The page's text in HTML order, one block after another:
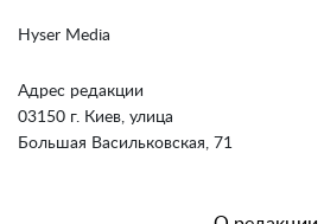
Hyser Media
Адрес редакции
03150 г. Киев, улица
Большая Васильковская, 71